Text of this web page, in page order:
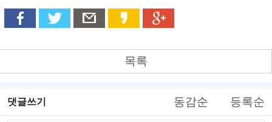
목록
댓글쓰기 동감순 등록순